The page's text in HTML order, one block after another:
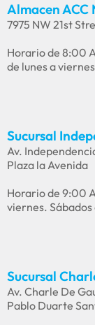
Almacen ACC
7975 NW 21st
Horario de 8:00
de lunes a
Sucursal
Av.
Plaza la Avenida
Horario de 9:00
viernes.
Sucursal
Av. Charle De
Pablo Duarte